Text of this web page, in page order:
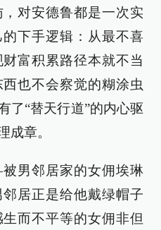
对安德鲁都是一次实
下手逻辑：从最不喜
富积累路径本就不当
也不会察觉的糊涂虫
了“替天行道”的内心驱
成章。
男邻居家的女佣埃琳
居正是给他戴绿帽子
而不平等的女佣非但